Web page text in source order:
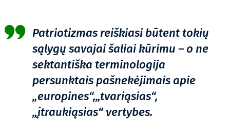
Patriotizmas reiškiasi būtent tokių
sąlygų savajai šaliai kūrimu – o ne
sektantiška terminologija
persunktais pašnekėjimais apie
„europines“,„tvariąsias“,
„įtraukiąsias“ vertybes.